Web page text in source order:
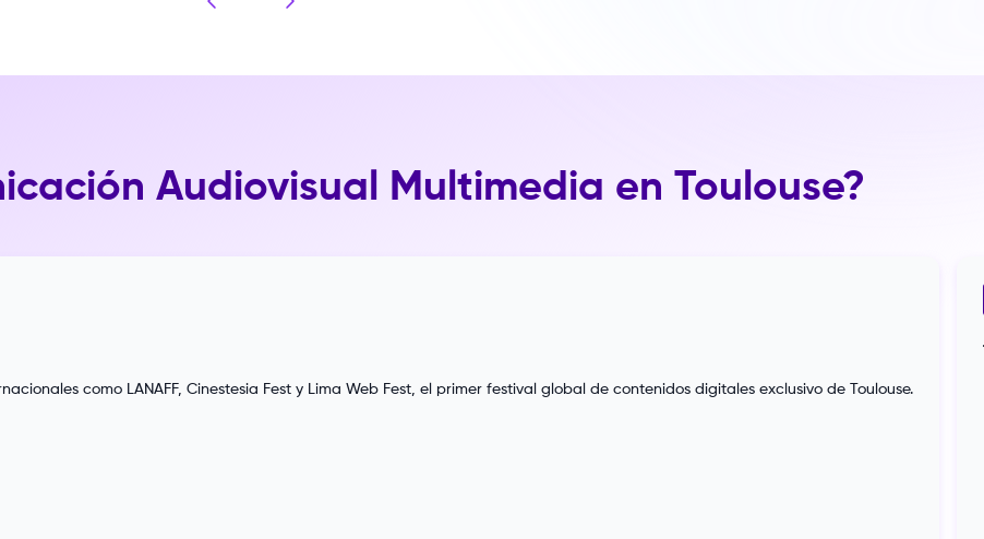
Audiovisual Multimedia en Toulouse?
como LANAFF, Cinestesia Fest y Lima Web Fest, el primer festival global de contenidos digitales exclusivo de Toulouse.